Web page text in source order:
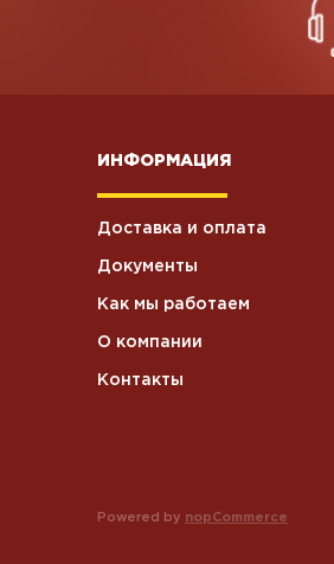
ИНФОРМАЦИЯ
Доставка и оплата
Документы
Как мы работаем
О компании
Контакты
Powered by nopCommerce